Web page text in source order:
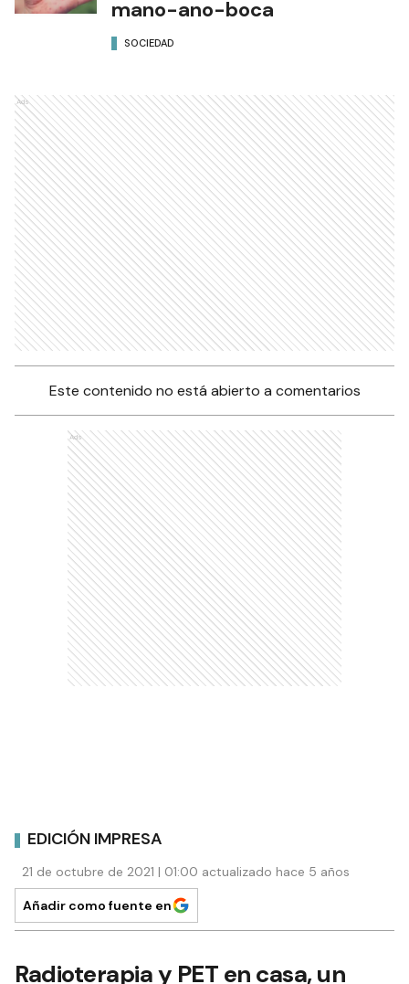
mano-ano-boca
SOCIEDAD
Ads
Este contenido no está abierto a comentarios
Ads
EDICIÓN IMPRESA
21 de octubre de 2021 | 01:00 actualizado hace 5 años
Añadir como fuente en
Radioterapia y PET en casa, un